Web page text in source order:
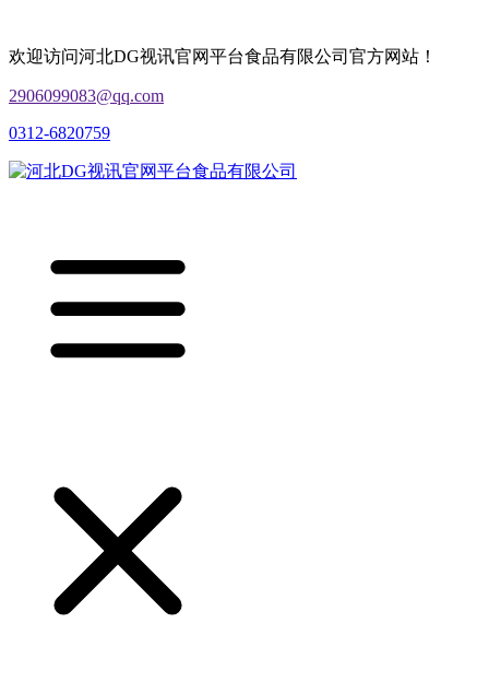
欢迎访问河北DG视讯官网平台食品有限公司官方网站！
2906099083@qq.com
0312-6820759